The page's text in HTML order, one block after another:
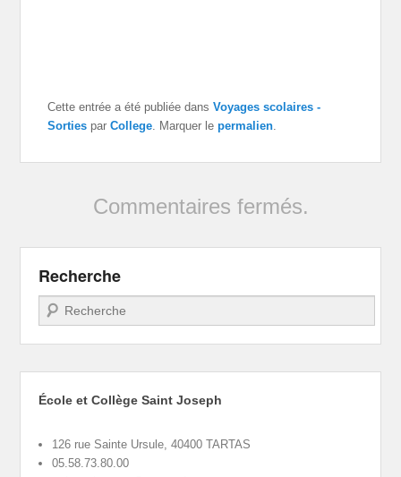
Cette entrée a été publiée dansVoyages scolaires -
Sorties parCollege. Marquer lepermalien.
Commentaires fermés.
Recherche
Recherche
École et Collège Saint Joseph
126 rue Sainte Ursule, 40400 TARTAS
05.58.73.80.00